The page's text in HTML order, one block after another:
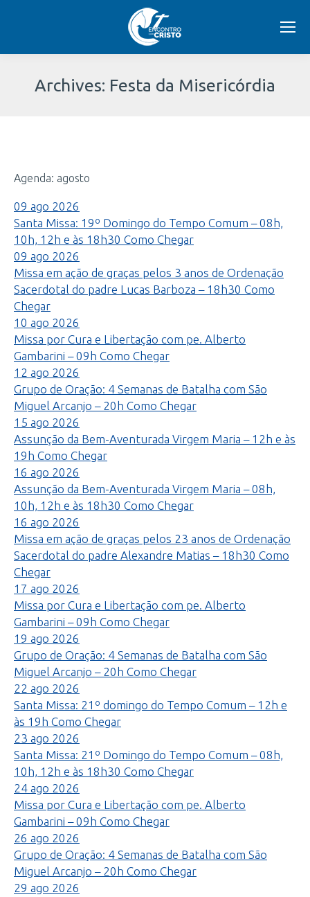
Archives: Festa da Misericórdia
Agenda: agosto
09 ago 2026
Santa Missa: 19º Domingo do Tempo Comum – 08h,
10h, 12h e às 18h30 Como Chegar
09 ago 2026
Missa em ação de graças pelos 3 anos de Ordenação
Sacerdotal do padre Lucas Barboza – 18h30 Como
Chegar
10 ago 2026
Missa por Cura e Libertação com pe. Alberto
Gambarini – 09h Como Chegar
12 ago 2026
Grupo de Oração: 4 Semanas de Batalha com São
Miguel Arcanjo – 20h Como Chegar
15 ago 2026
Assunção da Bem-Aventurada Virgem Maria – 12h e às
19h Como Chegar
16 ago 2026
Assunção da Bem-Aventurada Virgem Maria – 08h,
10h, 12h e às 18h30 Como Chegar
16 ago 2026
Missa em ação de graças pelos 23 anos de Ordenação
Sacerdotal do padre Alexandre Matias – 18h30 Como
Chegar
17 ago 2026
Missa por Cura e Libertação com pe. Alberto
Gambarini – 09h Como Chegar
19 ago 2026
Grupo de Oração: 4 Semanas de Batalha com São
Miguel Arcanjo – 20h Como Chegar
22 ago 2026
Santa Missa: 21º domingo do Tempo Comum – 12h e
às 19h Como Chegar
23 ago 2026
Santa Missa: 21º Domingo do Tempo Comum – 08h,
10h, 12h e às 18h30 Como Chegar
24 ago 2026
Missa por Cura e Libertação com pe. Alberto
Gambarini – 09h Como Chegar
26 ago 2026
Grupo de Oração: 4 Semanas de Batalha com São
Miguel Arcanjo – 20h Como Chegar
29 ago 2026